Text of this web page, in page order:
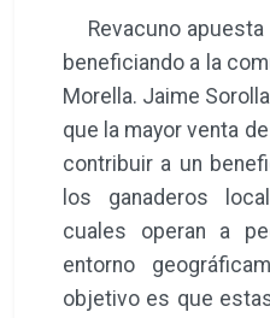
Revacuno apuesta
beneficiando a la
Morella. Jaime
que la mayor venta
contribuir a un
los ganaderos
cuales operan a
entorno
objetivo es que